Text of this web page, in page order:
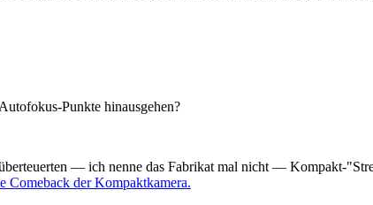
Punkte hinausgehen?
— ich nenne das Fabrikat mal nicht — Kompakt-
Comeback der Kompaktkamera.